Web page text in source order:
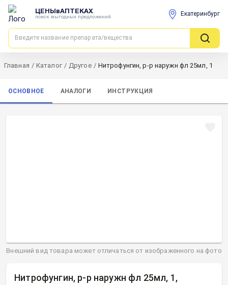
ЦЕНЫвАПТЕКАХ
поиск выгодных предложений Екатеринбург
Главная / Каталог / Другое / Нитрофунгин, р-р наружн фл 25мл, 1
ОСНОВНОЕ АНАЛОГИ ИНСТРУКЦИЯ
Нитрофунгин, р-р наружн фл 25мл, 1 ,
Внешний вид товара может отличаться от изображенного на фото